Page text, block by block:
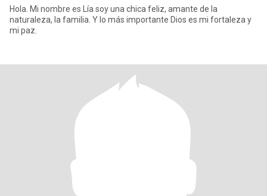
Hola. Mi nombre es Lía soy una chica feliz, amante de la
naturaleza, la familia. Y lo más importante Dios es mi fortaleza y
mi paz.